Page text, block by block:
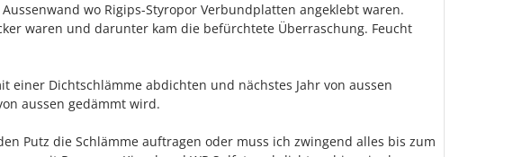
wo Rigips-Styropor Verbundplatten angeklebt waren.
waren und darunter kam die befürchtete Überraschung. Feucht
einer Dichtschlämme abdichten und nächstes Jahr von aussen
aussen gedämmt wird.
Putz die Schlämme auftragen oder muss ich zwingend alles bis zum